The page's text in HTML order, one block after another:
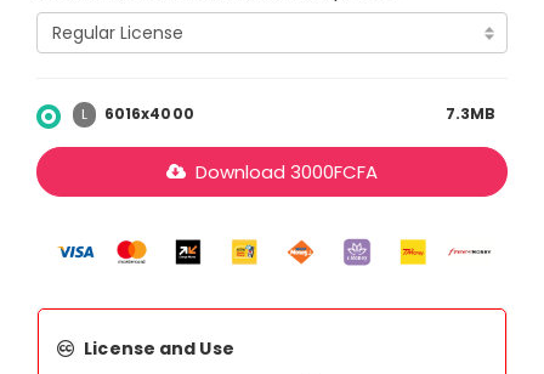
L 6016x4000 7.3MB
Download 3000FCFA
License and Use